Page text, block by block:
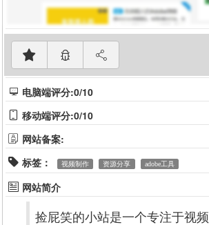
电脑端评分:0/10
移动端评分:0/10
网站备案:
标签：
视频制作 资源分享 adobe工具
网站简介
捡屁笑的小站是一个专注于视